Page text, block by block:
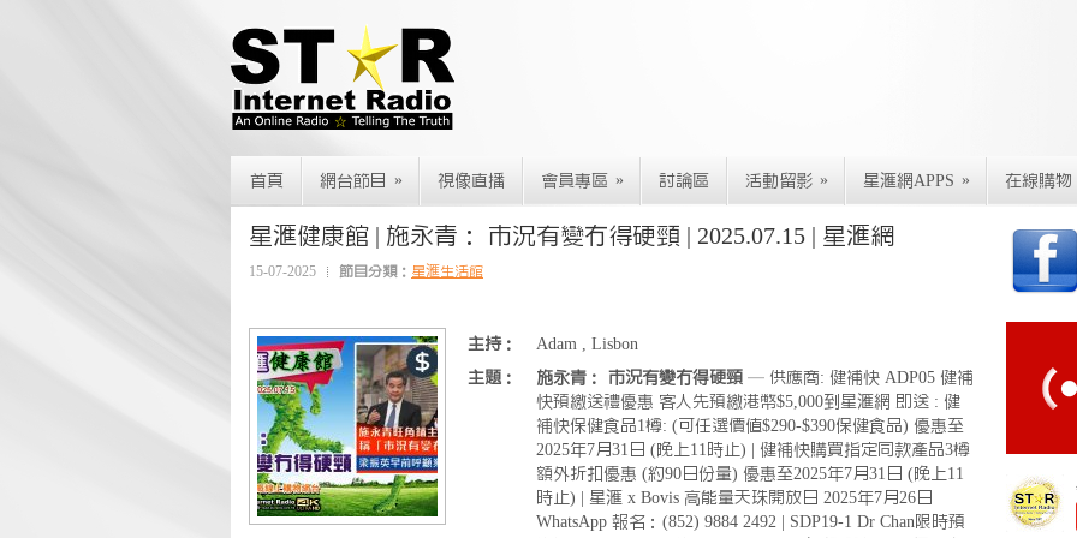
首頁 網台節目 » 視像直播 會員專區 » 討論區 活動留影 » 星滙網APPS » 在線購物
星滙健康館 | 施永青： 市況有變冇得硬頸 | 2025.07.15 | 星滙網
15-07-2025 節目分類： 星滙生活館
主持：
Adam , Lisbon
主題：
施永青： 市況有變冇得硬頸 — 供應商: 健補快 ADP05 健補
快預繳送禮優惠 客人先預繳港幣$5,000到星滙網 即送 : 健
補快保健食品1樽: (可任選價值$290-$390保健食品) 優惠至
2025年7月31日 (晚上11時止) | 健補快購買指定同款產品3樽
額外折扣優惠 (約90日份量) 優惠至2025年7月31日 (晚上11
時止) | 星滙 x Bovis 高能量天珠開放日 2025年7月26日
WhatsApp 報名：(852) 9884 2492 | SDP19-1 Dr Chan限時預